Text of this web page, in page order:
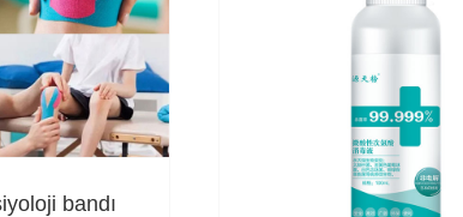
bandı